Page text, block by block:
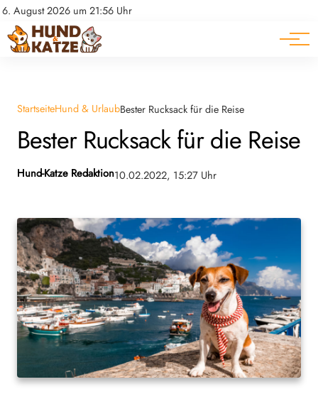
6. August 2026 um 21:56 Uhr
Datenschutz
Impressum
Pferde
Ratgeber
StartseiteHund & UrlaubBester Rucksack für die Reise
Bester Rucksack für die Reise
Hund-Katze Redaktion10.02.2022, 15:27 Uhr